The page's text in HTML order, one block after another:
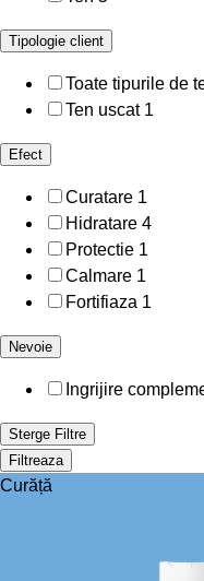
Tipologie client
Toate tipurile de
Ten uscat 1
Efect
Curatare 1
Hidratare 4
Protectie 1
Calmare 1
Fortifiaza 1
Nevoie
Ingrijire
Sterge Filtre
Filtreaza
Curăță